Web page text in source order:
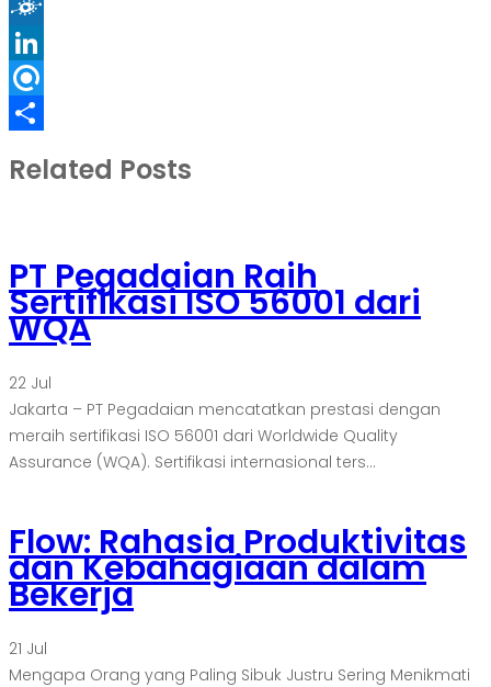
Blogger
Folkd
LinkedIn
Refind
Related Posts
PT Pegadaian Raih
Sertifikasi ISO 56001 dari
WQA
22 Jul
Jakarta – PT Pegadaian mencatatkan prestasi dengan
meraih sertifikasi ISO 56001 dari Worldwide Quality
Assurance (WQA). Sertifikasi internasional ters...
Flow: Rahasia Produktivitas
dan Kebahagiaan dalam
Bekerja
21 Jul
Mengapa Orang yang Paling Sibuk Justru Sering Menikmati